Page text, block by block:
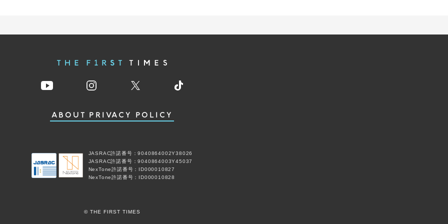
ABOUT PRIVACY POLICY
JASRAC許諾番号：9040864002Y38026
JASRAC許諾番号：9040864003Y45037
NexTone許諾番号：ID000010827
NexTone許諾番号：ID000010828
© THE FIRST TIMES